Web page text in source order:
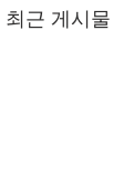
최근 게시물